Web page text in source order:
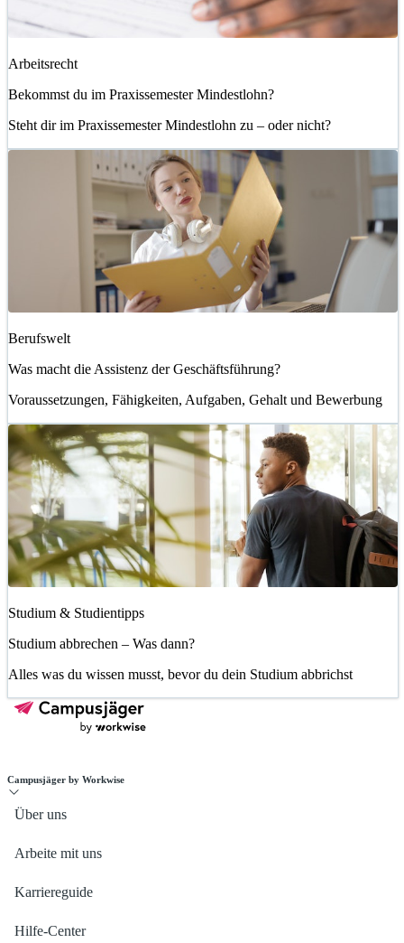
Arbeitsrecht
Bekommst du im Praxissemester Mindestlohn?
Steht dir im Praxissemester Mindestlohn zu – oder nicht?
Berufswelt
Was macht die Assistenz der Geschäftsführung?
Voraussetzungen, Fähigkeiten, Aufgaben, Gehalt und Bewerbung
Studium & Studientipps
Studium abbrechen – Was dann?
Alles was du wissen musst, bevor du dein Studium abbrichst
Campusjäger by Workwise
Über uns
Arbeite mit uns
Karriereguide
Hilfe-Center